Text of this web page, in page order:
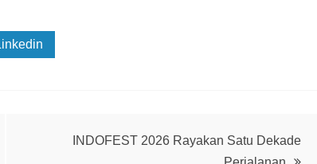
INDOFEST 2026 Rayakan Satu Dekade